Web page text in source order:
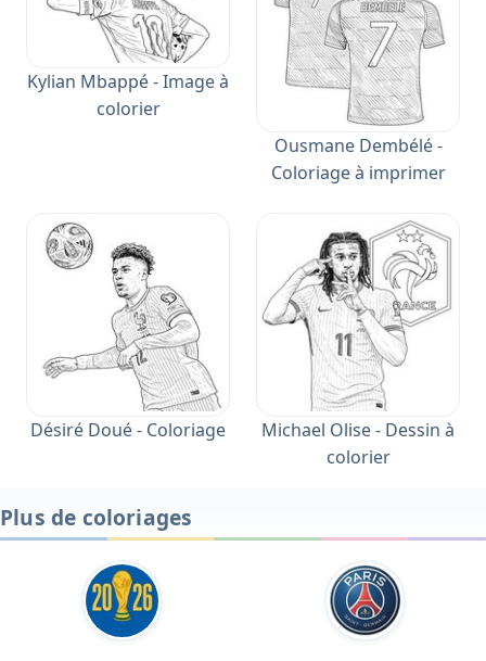
Kylian Mbappé - Image à
colorier
Ousmane Dembélé -
Coloriage à imprimer
Désiré Doué - Coloriage
Michael Olise - Dessin à
colorier
Plus de coloriages